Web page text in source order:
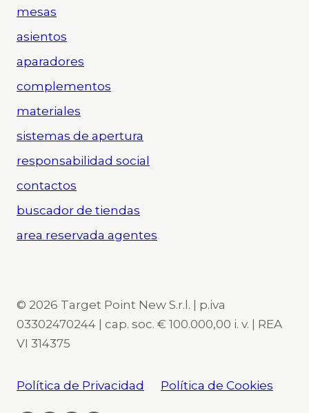
mesas
asientos
aparadores
complementos
materiales
sistemas de apertura
responsabilidad social
contactos
buscador de tiendas
area reservada agentes
© 2026 Target Point New S.r.l. | p.iva
03302470244 | cap. soc. € 100.000,00 i. v. | REA
VI 314375
Política de Privacidad Política de Cookies